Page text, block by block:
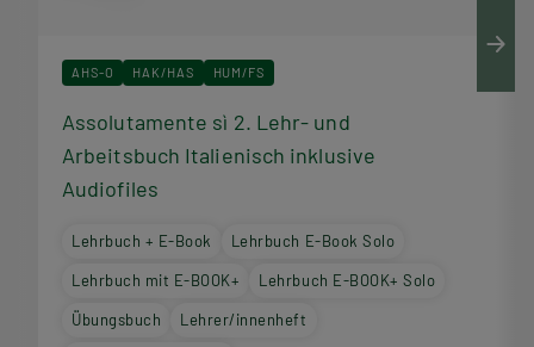
AHS-O HAK/HAS HUM/FS
Assolutamente sì 2. Lehr- und
Arbeitsbuch Italienisch inklusive
Audiofiles
Lehrbuch + E-Book Lehrbuch E-Book Solo
Lehrbuch mit E-BOOK+ Lehrbuch E-BOOK+ Solo
Übungsbuch Lehrer/innenheft